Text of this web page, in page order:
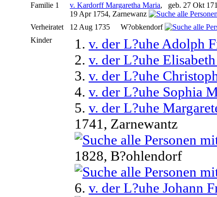
Familie 1 v. Kardorff Margaretha Maria, geb. 27 Okt
19 Apr 1754, Zarnewanz
Verheiratet
12 Aug 1735
W?obkendorf
Kinder
1. v. der L?uhe Adolph
2. v. der L?uhe
3. v. der L?uhe
4. v. der L?uhe Sophia
5. v. der L?uhe
1741, Zarnewantz
1828, B?ohlendorf
6. v. der L?uhe Johann